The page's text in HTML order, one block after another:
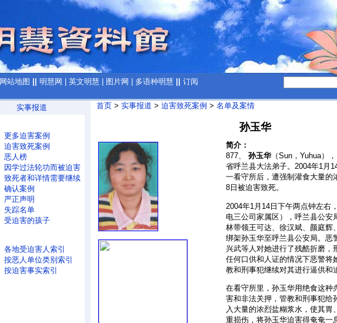
网站地图 明慧网 英文明慧 图片网 多语种明慧 订阅
实事报道
更多迫害案例
迫害致死案例
恶人榜
因学过法轮功而被迫害
致死者和详情需要继续
确认案例
严正声明
失踪名单
受迫害的孩子
各地受迫害人索引
按恶人单位类别索引
按迫害事实索引
首页 > 实事报道 > 迫害致死案例 > 名单及案情
孙玉华
简介：
877、
孙玉华（Sun，Yuhua）
省呼兰县大法弟子。2004年1月
一看守所后，遭强制灌食大量的
8日被迫害致死。
2004年1月14日下午两点钟左右
电三公司家属区），呼兰县公安
林带领王可达、徐汉斌、颜庭辉
绑架孙玉华至呼兰县公安局。恶
兴武等人对她进行了残酷折磨，
任何口供和人证的情况下恶警将
教和刑事犯继续对其进行逼供和
在看守所里，孙玉华用绝食这种
害和非法关押，管教和刑事犯给
入大量的浓烈盐糊浆水，使其胃
重损伤，将孙玉华迫害得奄奄一